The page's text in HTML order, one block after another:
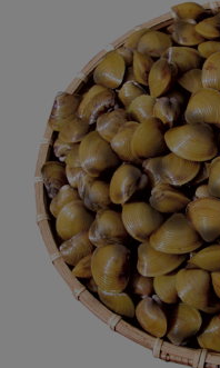
奶蛋豆・五穀
豆製品
肉品・水產
畜產肉類
水畜加工品
調理食材・點心
常備菜
蔬食
蛋料理
料理方式
烘焙．點心
把最好的台灣味帶回家！
防災用品預購圓滿結束
2026年端午節預購圓滿結束
更多預購活動
當季產品
傳到心坎裡，誠心又澎派
合作25-經典快閃最後一週
合作25-精選產品第四彈
主婦食堂
社內大小事
產品故事
樂齡生活
廚房瑜伽
關注議題
關於合作社
認識合作社
關於我們
合作社組織
員工與求才
產品檢驗
重要公告